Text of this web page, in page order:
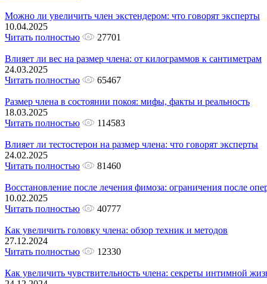
Можно ли увеличить член экстендером: что говорят эксперты
10.04.2025
Читать полностью
27701
Влияет ли вес на размер члена: от килограммов к сантиметрам
24.03.2025
Читать полностью
65467
Размер члена в состоянии покоя: мифы, факты и реальность
18.03.2025
Читать полностью
114583
Влияет ли тестостерон на размер члена: что говорят эксперты
24.02.2025
Читать полностью
81460
Восстановление после лечения фимоза: ограничения после
10.02.2025
Читать полностью
40777
Как увеличить головку члена: обзор техник и методов
27.12.2024
Читать полностью
12330
Как увеличить чувствительность члена: секреты интимной